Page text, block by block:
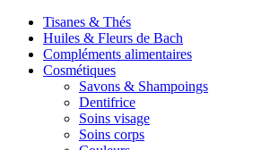
Tisanes & Thés
Huiles & Fleurs de Bach
Compléments alimentaires
Cosmétiques
Savons & Shampoings
Dentifrice
Soins visage
Soins corps